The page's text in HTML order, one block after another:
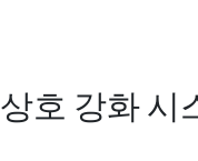
상호 강화 시